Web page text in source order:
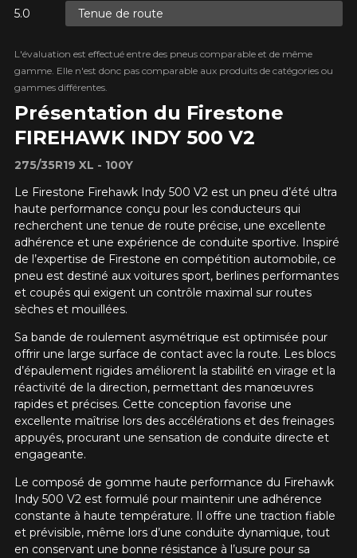
Présentation du Firestone
FIREHAWK INDY 500 V2
275/35R19 XL - 100Y
Le Firestone Firehawk Indy 500 V2 est un pneu d’été ultra
haute performance conçu pour les conducteurs qui
recherchent une tenue de route précise, une excellente
adhérence et une expérience de conduite sportive. Inspiré
de l’expertise de Firestone en compétition automobile, ce
pneu est destiné aux voitures sport, berlines performantes
et coupés qui exigent un contrôle maximal sur routes
sèches et mouillées.
Sa bande de roulement asymétrique est optimisée pour
offrir une large surface de contact avec la route. Les blocs
d’épaulement rigides améliorent la stabilité en virage et la
réactivité de la direction, permettant des manœuvres
rapides et précises. Cette conception favorise une
excellente maîtrise lors des accélérations et des freinages
appuyés, procurant une sensation de conduite directe et
engageante.
Le composé de gomme haute performance du Firehawk
Indy 500 V2 est formulé pour maintenir une adhérence
constante à haute température. Il offre une traction fiable
et prévisible, même lors d’une conduite dynamique, tout
en conservant une bonne résistance à l’usure pour sa
Tenue de route
L'évaluation est effectué entre des pneus comparable et de même
gamme. Elle n'est donc pas comparable aux produits de catégories ou
gammes différentes.